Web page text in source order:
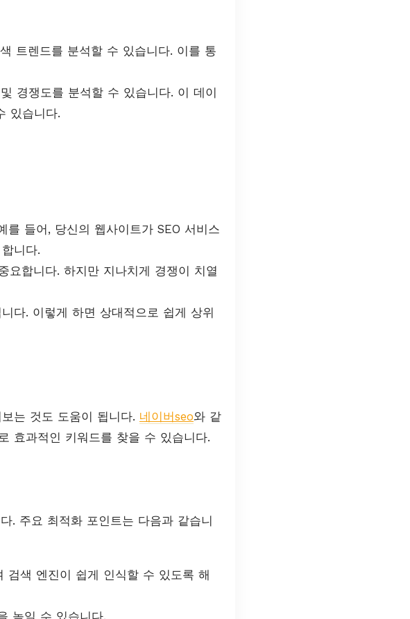
트렌드를 분석할 수 있습니다. 이를 통
경쟁도를 분석할 수 있습니다. 이 데이
있습니다.
들어, 당신의 웹사이트가 SEO 서비스
니다.
요합니다. 하지만 지나치게 경쟁이 치열
다. 이렇게 하면 상대적으로 쉽게 상위
는 것도 도움이 됩니다. 네이버seo와 같
효과적인 키워드를 찾을 수 있습니다.
. 주요 최적화 포인트는 다음과 같습니
검색 엔진이 쉽게 인식할 수 있도록 해
높일 수 있습니다.